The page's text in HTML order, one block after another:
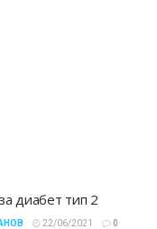
диабет тип 2
22/06/2021 0